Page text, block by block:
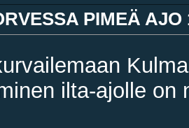
PIMEÄ AJO
ilta-ajolle on